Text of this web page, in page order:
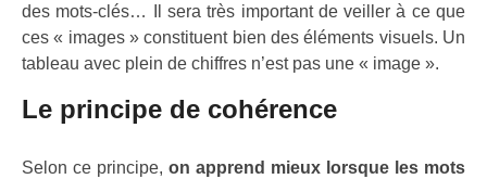
des mots-clés… Il sera très important de veiller à ce que
ces « images » constituent bien des éléments visuels. Un
tableau avec plein de chiffres n’est pas une « image ».
Le principe de cohérence
Selon ce principe, on apprend mieux lorsque les mots